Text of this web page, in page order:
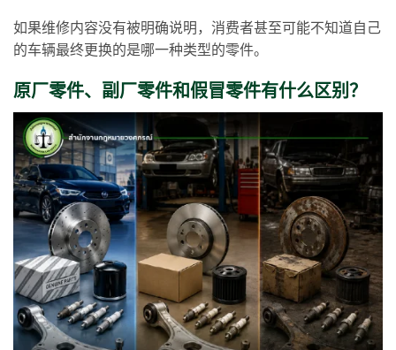
如果维修内容没有被明确说明，消费者甚至可能不知道自己
的车辆最终更换的是哪一种类型的零件。
原厂零件、副厂零件和假冒零件有什么区别？